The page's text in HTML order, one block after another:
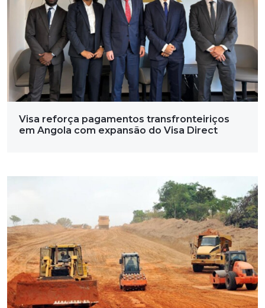
Visa reforça pagamentos transfronteiriços
em Angola com expansão do Visa Direct